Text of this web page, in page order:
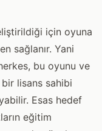
için oyuna
sağlanır. Yani
bu oyunu ve
lisans sahibi
Esas hedef
eğitim